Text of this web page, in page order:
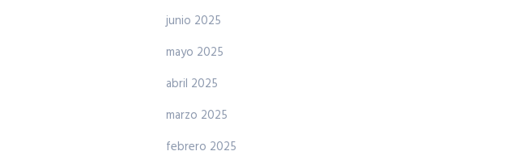
junio 2025
mayo 2025
abril 2025
marzo 2025
febrero 2025